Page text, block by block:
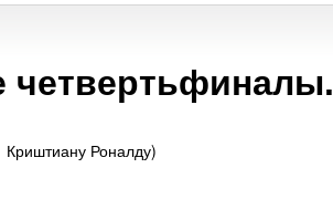
четвертьфиналы.
Роналду)